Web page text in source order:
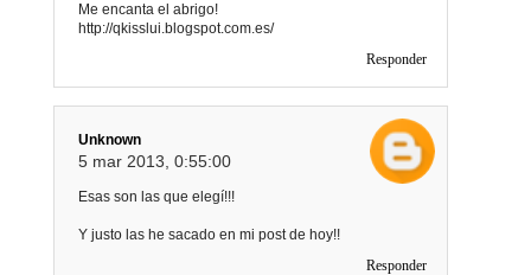
Me encanta el abrigo!
http://qkisslui.blogspot.com.es/
Responder
Unknown
5 mar 2013, 0:55:00
Esas son las que elegí!!!
Y justo las he sacado en mi post de hoy!!
Responder